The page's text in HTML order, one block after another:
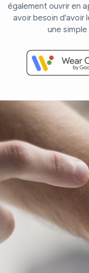
également ouvrir en
avoir besoin d'avoir
une